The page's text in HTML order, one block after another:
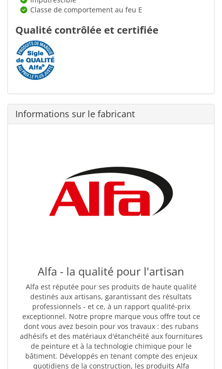
Classe de comportement au feu E
Qualité contrôlée et certifiée
Informations sur le fabricant
Alfa - la qualité pour l'artisan
Alfa est réputée pour ses produits de haute qualité
destinés aux artisans, garantissant des résultats
professionnels - et ce, à un rapport qualité-prix
exceptionnel. Notre propre marque vous offre tout ce
dont vous avez besoin pour vos travaux : des rubans
adhésifs et des matériaux d'étanchéité aux fournitures
de peinture et à la technologie chimique pour le
bâtiment. Développés en tenant compte des enjeux
quotidiens de la construction, les produits Alfa